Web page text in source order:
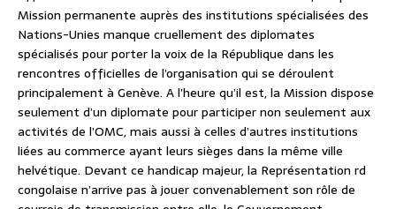
Mission permanente auprès des institutions spécialisées des
Nations-Unies manque cruellement des diplomates
spécialisés pour porter la voix de la République dans les
rencontres officielles de l’organisation qui se déroulent
principalement à Genève. A l’heure qu’il est, la Mission dispose
seulement d’un diplomate pour participer non seulement aux
activités de l’OMC, mais aussi à celles d’autres institutions
liées au commerce ayant leurs sièges dans la même ville
helvétique. Devant ce handicap majeur, la Représentation rd
congolaise n’arrive pas à jouer convenablement son rôle de